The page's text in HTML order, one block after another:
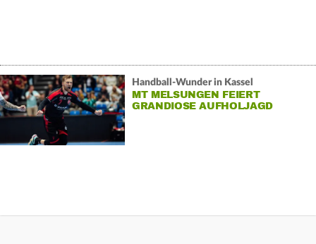
Handball-Wunder in Kassel
MT MELSUNGEN FEIERT
GRANDIOSE AUFHOLJAGD